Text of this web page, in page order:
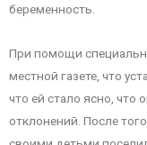
беременность.
При помощи
местной газете, что
что ей стало ясно, что
отклонений. После